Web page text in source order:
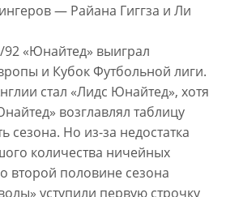
— Райана Гиггза и Ли
92 «Юнайтед» выиграл
и Кубок Футбольной лиги.
стал «Лидс Юнайтед», хотя
возглавлял таблицу
сезона. Но из-за недостатка
количества ничейных
второй половине сезона
уступили первую строчку